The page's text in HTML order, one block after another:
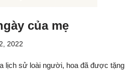
của mẹ
2022
lịch sử loài người, hoa đã được tặng